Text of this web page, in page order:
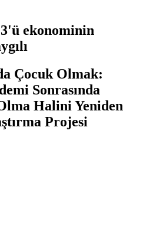
ekonominin
Çocuk Olmak:
Sonrasında
Halini Yeniden
Projesi